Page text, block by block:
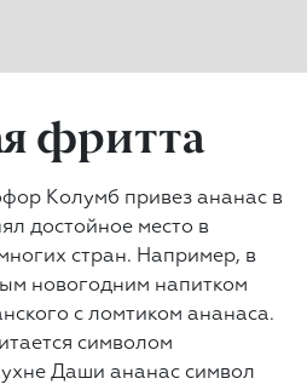
фритта
Колумб привез ананас в
достойное место в
стран. Например, в
новогодним напитком
с ломтиком ананаса.
символом
Даши ананас символ